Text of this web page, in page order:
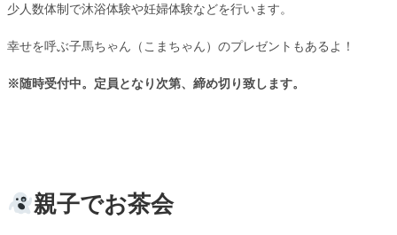
少人数体制で沐浴体験や妊婦体験などを行います。
幸せを呼ぶ子馬ちゃん（こまちゃん）のプレゼントもあるよ！
※随時受付中。定員となり次第、締め切り致します。
親子でお茶会